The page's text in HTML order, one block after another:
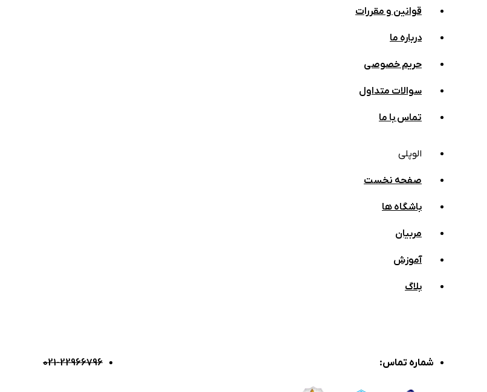
قوانین و مقررات
درباره ما
حریم خصوصی
سوالات متداول
تماس با ما
الوپلی
صفحه نخست
باشگاه ها
مربیان
آموزش
بلاگ
شماره تماس:
021-22966796